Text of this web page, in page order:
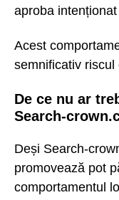
aproba
Acest
semnificativ
De ce nu ar
Search-
Deși Search-
promovează pot
comportamentul